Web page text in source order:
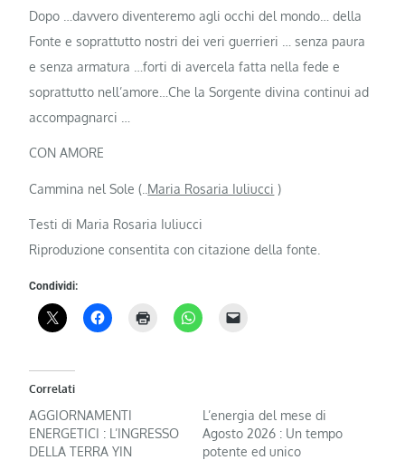
Dopo …davvero diventeremo agli occhi del mondo… della
Fonte e soprattutto nostri dei veri guerrieri … senza paura
e senza armatura …forti di avercela fatta nella fede e
soprattutto nell’amore…Che la Sorgente divina continui ad
accompagnarci …
CON AMORE
Cammina nel Sole (.. Maria Rosaria Iuliucci )
Testi di Maria Rosaria Iuliucci
Riproduzione consentita con citazione della fonte.
Condividi:
Correlati
AGGIORNAMENTI
ENERGETICI : L’INGRESSO
DELLA TERRA YIN
L’energia del mese di
Agosto 2026 : Un tempo
potente ed unico